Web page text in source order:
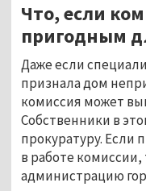
Что, если
пригодным
Даже если
признала дом
комиссия может
Собственники в
прокуратуру. Если
в работе комиссии,
администрацию